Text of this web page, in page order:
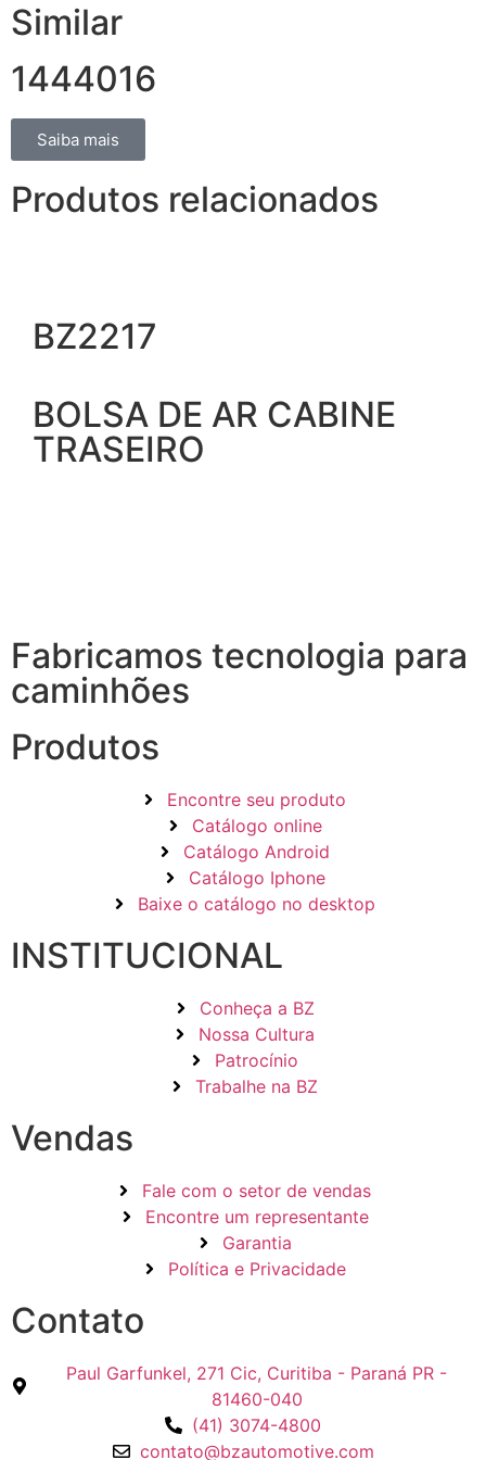
Similar
1444016
Saiba mais
Produtos relacionados
BZ2217
BOLSA DE AR CABINE
TRASEIRO
Fabricamos tecnologia para
caminhões
Produtos
Encontre seu produto
Catálogo online
Catálogo Android
Catálogo Iphone
Baixe o catálogo no desktop
INSTITUCIONAL
Conheça a BZ
Nossa Cultura
Patrocínio
Trabalhe na BZ
Vendas
Fale com o setor de vendas
Encontre um representante
Garantia
Política e Privacidade
Contato
Paul Garfunkel, 271 Cic, Curitiba - Paraná PR -
81460-040
(41) 3074-4800
contato@bzautomotive.com